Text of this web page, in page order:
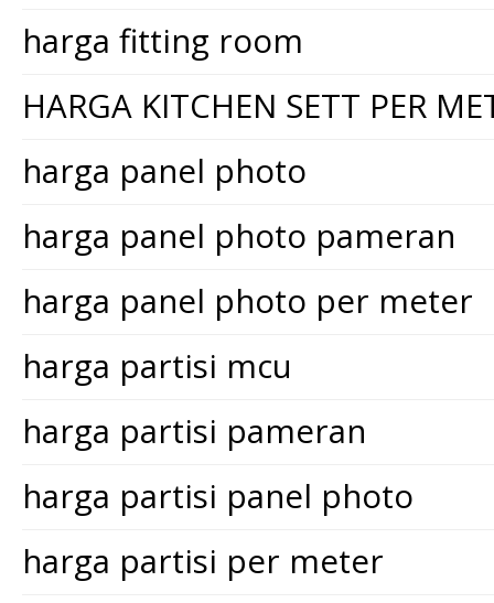
harga fitting room
HARGA KITCHEN SETT PER
harga panel photo
harga panel photo pameran
harga panel photo per meter
harga partisi mcu
harga partisi pameran
harga partisi panel photo
harga partisi per meter